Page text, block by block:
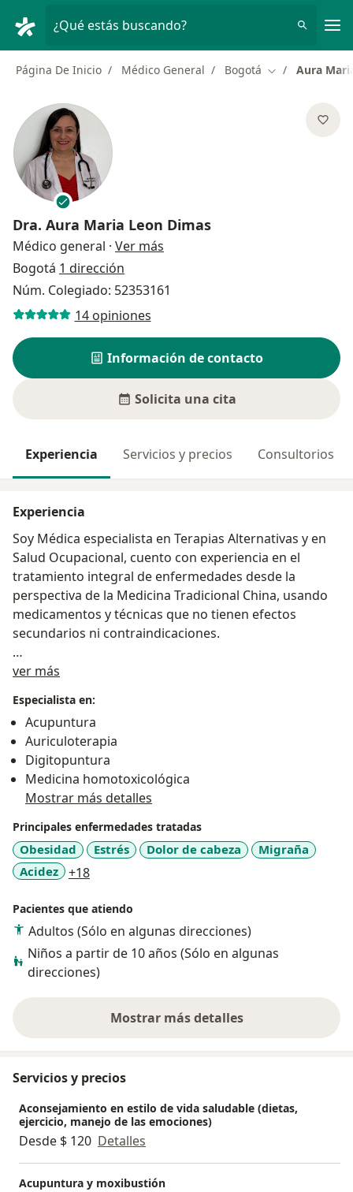
¿Qué estás buscando?
Página De Inicio Médico General Bogotá Cambiar de
Aura
Dra. Aura Maria Leon Dimas
Médico general · Ver más
Bogotá 1 dirección
Núm. Colegiado: 52353161
14 opiniones
Información de contacto
Solicita una cita
Experiencia Servicios y precios Consultorios
Experiencia
Soy Médica especialista en Terapias Alternativas y en
Salud Ocupacional, cuento con experiencia en el
tratamiento integral de enfermedades desde la
perspectiva de la Medicina Tradicional China, usando
medicamentos y técnicas que no tienen efectos
secundarios ni contraindicaciones.
Me apasiona realizar el acompañamiento a mis
enfermedad como maestros, brindarles herramientas
para su recuperacion y mejorar su calidad de vida.
ver más
Especialista en:
Acupuntura
Auriculoterapia
Digitopuntura
Medicina homotoxicológica
Mostrar más detalles
Principales enfermedades tratadas
Obesidad Estrés Dolor de cabeza
Migraña
Acidez
+18a11y_sr_more_diseases
Pacientes que atiendo
Adultos (Sólo en algunas direcciones)
Niños a partir de 10 años (Sólo en algunas
direcciones)
Mostrar más detalles
sobre la experiencia
Servicios y precios
Aconsejamiento en estilo de vida saludable (dietas,
ejercicio, manejo de las emociones)
Desde $ 120 Detalles
Acupuntura y moxibustión